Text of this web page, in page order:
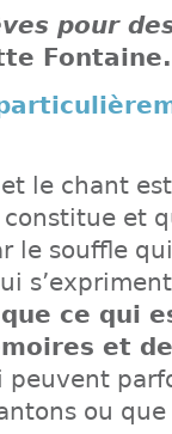
pour
Fontaine.
le chant
et
le souffle
ce qui
et
peuvent
ou